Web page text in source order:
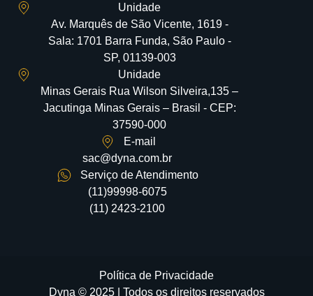
Unidade
Av. Marquês de São Vicente, 1619 -
Sala: 1701 Barra Funda, São Paulo -
SP, 01139-003
Unidade
Minas Gerais Rua Wilson Silveira,135 –
Jacutinga Minas Gerais – Brasil - CEP:
37590-000
E-mail
sac@dyna.com.br
Serviço de Atendimento
(11)99998-6075
(11) 2423-2100
Dyna © 2025 | Todos os direitos reservados
Política de Privacidade